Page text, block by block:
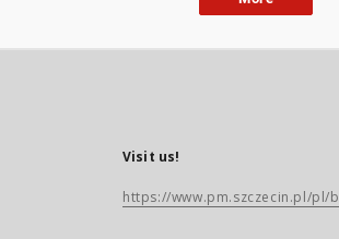
Visit us!
https://www.pm.szczecin.pl/pl/